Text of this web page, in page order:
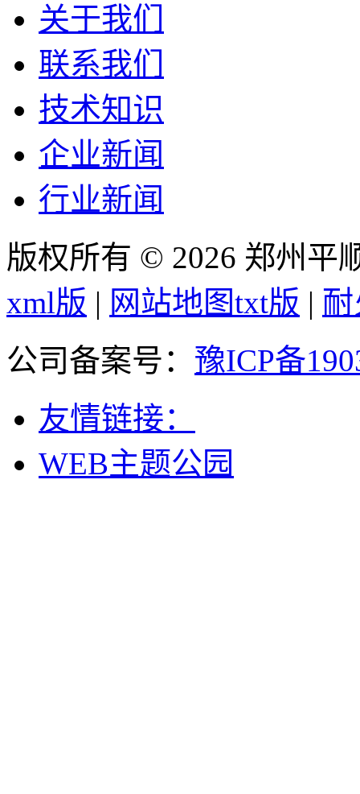
关于我们
联系我们
技术知识
企业新闻
行业新闻
版权所有 © 2026 郑州平
xml版 | 网站地图txt版 |
公司备案号： 豫ICP备
友情链接：
WEB主题公园